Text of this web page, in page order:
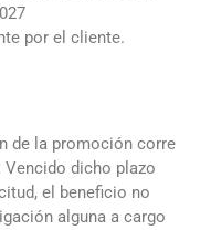
por el cliente.
de la promoción corre
Vencido dicho plazo
el beneficio no
alguna a cargo